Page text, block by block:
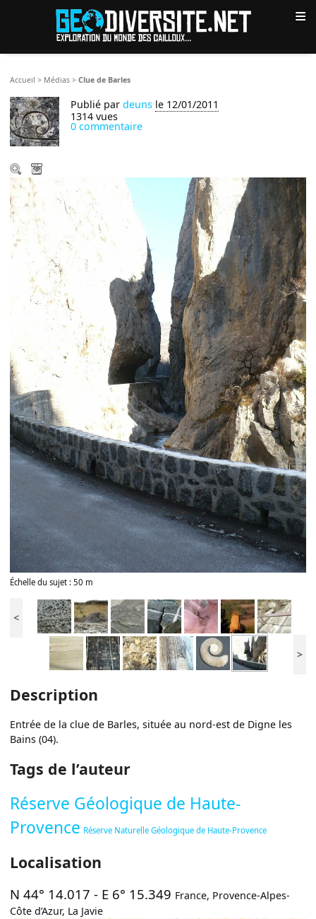
≡
Accueil > Médias >Clue de Barles
Publié pardeuns le 12/01/2011
1314 vues
0 commentaire
Échelle du sujet : 50 m
<
>
Description
Entrée de la clue de Barles, située au nord-est de Digne les
Bains (04).
Tags de l’auteur
Réserve Géologique de Haute-
Provence Réserve Naturelle Géologique de Haute-Provence
Localisation
N 44° 14.017 - E 6° 15.349 France, Provence-Alpes-
Côte d’Azur, La Javie